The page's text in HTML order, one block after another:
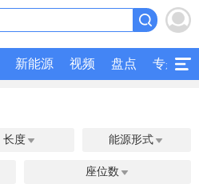
新能源 视频 盘点 专题
长度  能源形式 
座位数 